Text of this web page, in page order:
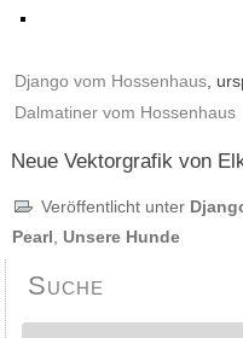
Django vom Hossenhaus,
Dalmatiner vom Hossenhaus
Neue Vektorgrafik von
Veröffentlicht unter
Pearl, Unsere Hunde
Suche